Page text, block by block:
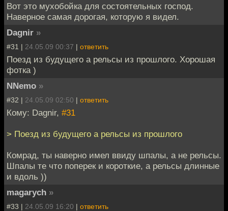
Вот это мухобойка для состоятельных господ.
Наверное самая дорогая, которую я видел.
Dagnir »
#31 | 24.05.09 00:37 | ответить
Поезд из будущего а рельсы из прошлого. Хорошая
фотка )
NNemo »
#32 | 24.05.09 02:50 | ответить
Кому: Dagnir, #31
> Поезд из будущего а рельсы из прошлого
Комрад, ты наверно имел ввиду шпалы, а не рельсы.
Шпалы те что поперек и короткие, а рельсы длинные
и вдоль ))
magarych »
#33 | 24.05.09 16:20 | ответить